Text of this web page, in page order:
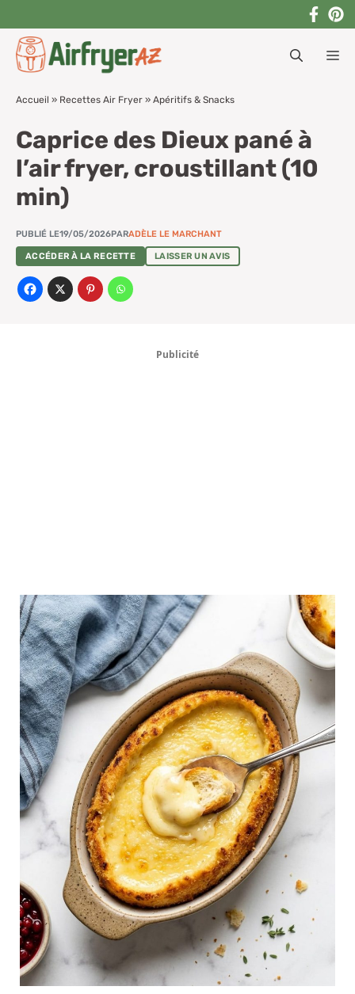
contenu
Accueil » Recettes Air Fryer » Apéritifs & Snacks
Caprice des Dieux pané à
l’air fryer, croustillant (10
min)
PUBLIÉ LE19/05/2026PARADÈLE LE MARCHANT
ACCÉDER À LA RECETTE LAISSER UN AVIS
Publicité